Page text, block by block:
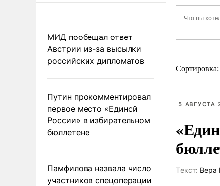
МИД пообещал ответ
Австрии из-за высылки
российских дипломатов
Путин прокомментировал
первое место «Единой
России» в избирательном
бюллетене
Памфилова назвала число
участников спецоперации
Сортировка:
5 АВГУСТА
Tекст: Вера